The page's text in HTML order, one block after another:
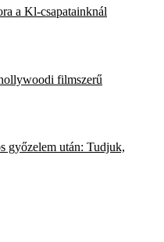
a Kl-csapatainknál
filmszerű
győzelem után: Tudjuk,